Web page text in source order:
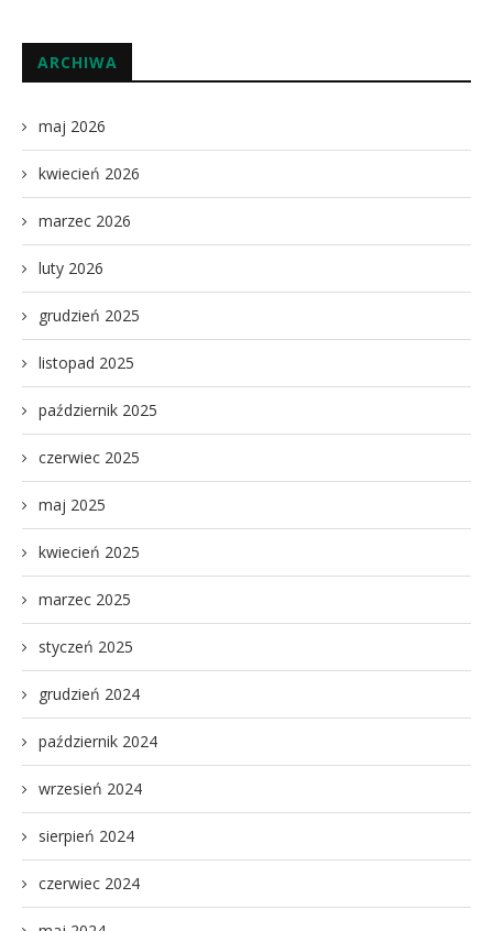
ARCHIWA
maj 2026
kwiecień 2026
marzec 2026
luty 2026
grudzień 2025
listopad 2025
październik 2025
czerwiec 2025
maj 2025
kwiecień 2025
marzec 2025
styczeń 2025
grudzień 2024
październik 2024
wrzesień 2024
sierpień 2024
czerwiec 2024